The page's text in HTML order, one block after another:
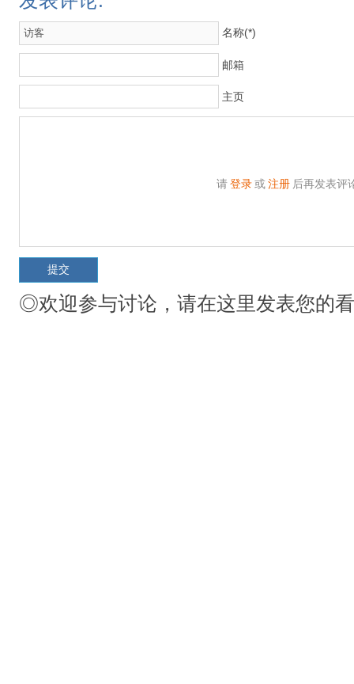
名称(*)
邮箱
主页
请 登录 或 注册 后再发表评
◎欢迎参与讨论，请在这里发表您的